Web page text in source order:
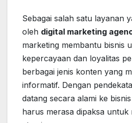
Sebagai salah satu layanan
oleh digital marketing
marketing membantu bisnis
kepercayaan dan loyalitas
berbagai jenis konten yang
informatif. Dengan
datang secara alami ke
harus merasa dipaksa